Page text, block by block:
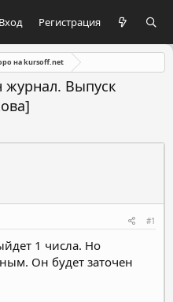
Вход Регистрация
на kursoff.net
Выпуск
#1
1 числа. Но
Он будет заточен